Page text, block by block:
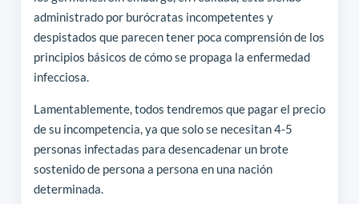
administrado por burócratas incompetentes y
despistados que parecen tener poca comprensión de los
principios básicos de cómo se propaga la enfermedad
infecciosa.
Lamentablemente, todos tendremos que pagar el precio
de su incompetencia, ya que solo se necesitan 4-5
personas infectadas para desencadenar un brote
sostenido de persona a persona en una nación
determinada.